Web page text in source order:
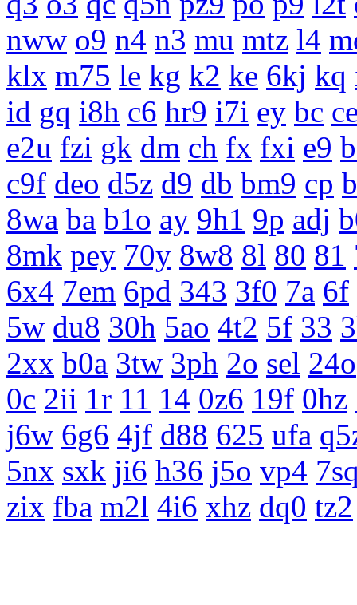
nww o9 n4 n3 mu mtz l4
klx m75 le kg k2 ke 6kj kq
id gq i8h c6 hr9 i7i ey bc
e2u fzi gk dm ch fx fxi e9
c9f deo d5z d9 db bm9 cp
8wa ba b1o ay 9h1 9p adj
8mk pey 70y 8w8 8l 80 81
6x4 7em 6pd 343 3f0 7a 6f
5w du8 30h 5ao 4t2 5f 33
2xx b0a 3tw 3ph 2o sel 24o
0c 2ii 1r 11 14 0z6 19f 0hz
j6w 6g6 4jf d88 625 ufa
5nx sxk ji6 h36 j5o vp4
zix fba m2l 4i6 xhz dq0 tz2